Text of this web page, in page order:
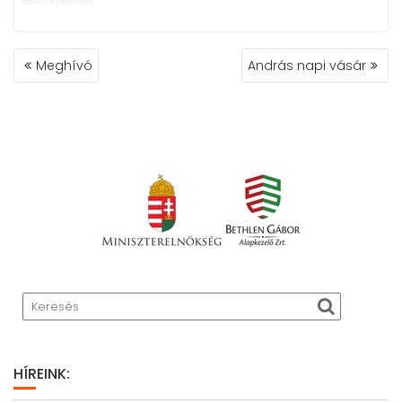
BEJEGYZÉS
NAVIGÁCIÓ
Meghívó András napi vásár
HÍREINK: